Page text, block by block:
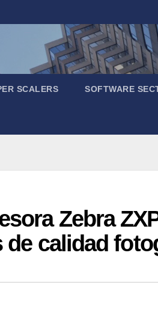
SCALERS SOFTWARE
Zebra
calidad